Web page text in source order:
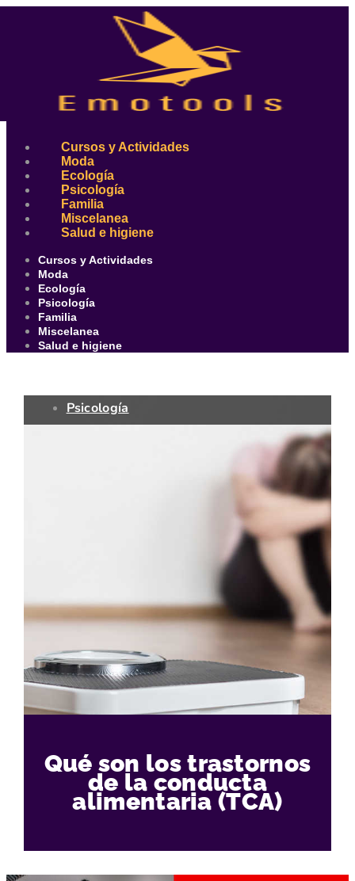
Cursos y Actividades
Moda
Ecología
Psicología
Familia
Miscelanea
Salud e higiene
Cursos y Actividades
Moda
Ecología
Psicología
Familia
Miscelanea
Salud e higiene
Psicología
Qué son los trastornos
de la conducta
alimentaria (TCA)